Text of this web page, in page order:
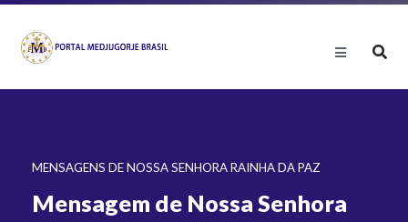
MENSAGENS DE NOSSA SENHORA RAINHA DA PAZ
Mensagem de Nossa Senhora